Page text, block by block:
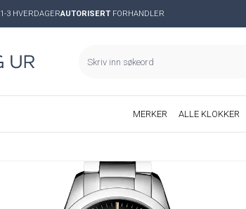
1-3 HVERDAGERAUTORISERT FORHANDLER
MERKER ALLE KLOKKER